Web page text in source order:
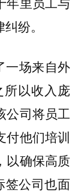
纷。
一场来自外
以收入庞
公司将员工
付他们培训
以确保高质
签公司也面